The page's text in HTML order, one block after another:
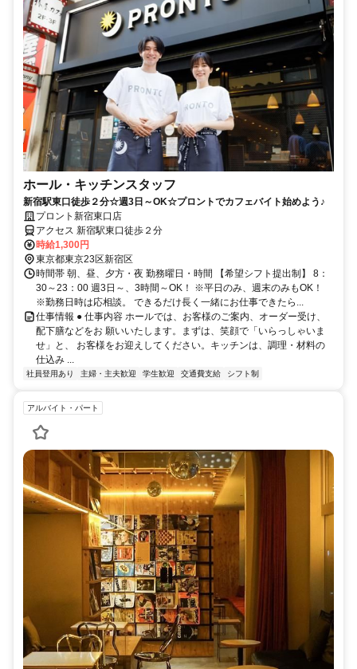
ホール・キッチンスタッフ
新宿駅東口徒歩２分☆週3日～OK☆プロントでカフェバイト始めよう♪
プロント新宿東口店
アクセス 新宿駅東口徒歩２分
時給1,300円
東京都東京23区新宿区
時間帯 朝、昼、夕方・夜 勤務曜日・時間 【希望シフト提出制】 8：
30～23：00 週3日～、3時間～OK！ ※平日のみ、週末のみもOK！
※勤務日時は応相談。 できるだけ長く一緒にお仕事できたら...
仕事情報 ● 仕事内容 ホールでは、お客様のご案内、オーダー受け、
配下膳などをお 願いいたします。まずは、笑顔で「いらっしゃいま
せ」と、 お客様をお迎えしてください。キッチンは、調理・材料の
仕込み ...
社員登用あり 主婦・主夫歓迎 学生歓迎 交通費支給 シフト制
アルバイト・パート